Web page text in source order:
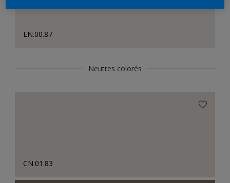
EN.00.87
Neutres colorés
CN.01.83